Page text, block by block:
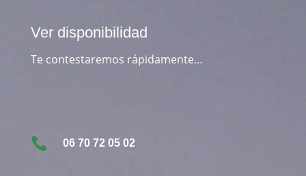
Ver disponibilidad
Te contestaremos rápidamente…
 06 70 72 05 02